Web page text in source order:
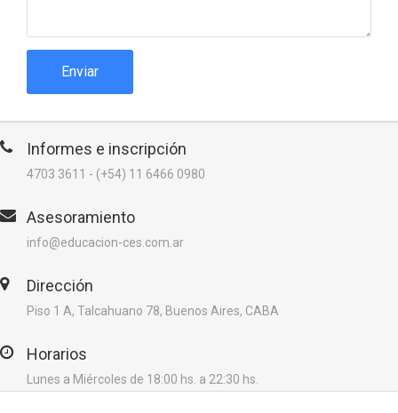
Enviar
Informes e inscripción
4703 3611 - (+54) 11 6466 0980
Asesoramiento
info@educacion-ces.com.ar
Dirección
Piso 1 A, Talcahuano 78, Buenos Aires, CABA
Horarios
Lunes a Miércoles de 18:00 hs. a 22:30 hs.